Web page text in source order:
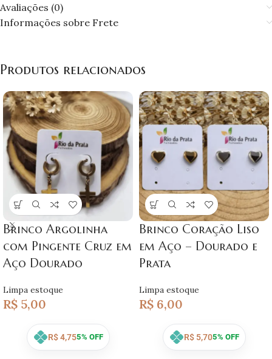
Avaliações (0)
Informações sobre Frete
Produtos relacionados
Brinco Argolinha
com Pingente Cruz em
Aço Dourado
Limpa estoque
R$ 5,00
R$4,755% OFF
Brinco Coração Liso
em Aço – Dourado e
Prata
Limpa estoque
R$ 6,00
R$5,705% OFF